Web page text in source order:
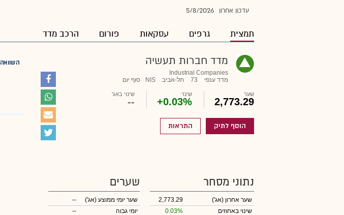
עדכון אחרון 5/8/2026
תמצית גרפים עסקאות פורום הרכב מדד
מדד חברות תעשיה
Industrial Companies
מדד ענפי
73 תל-אביב NIS סוף יום
שער
2,773.29
שינוי
+0.03%
שינוי באג'
--
הוסף לתיק התראות
השוואה
נתוני מסחר
שער אחרון (אג')
2,773.29
שינוי באחוזים
0.03%
שערים
שער יומי ממוצע (אג')
--
יומי גבוה
--